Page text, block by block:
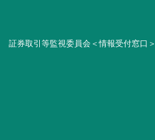
証券取引等監視委員会＜情報受付窓口＞